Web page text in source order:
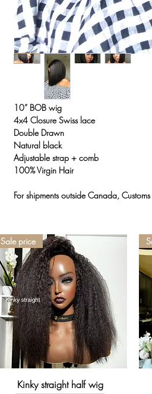
10” BOB wig
4x4 Closure Swiss lace
Double Drawn
Natural black
Adjustable strap + comb
100% Virgin Hair
For shipments outside Canada,
Aperçu rapide
Sale price
Kinky straight half wig